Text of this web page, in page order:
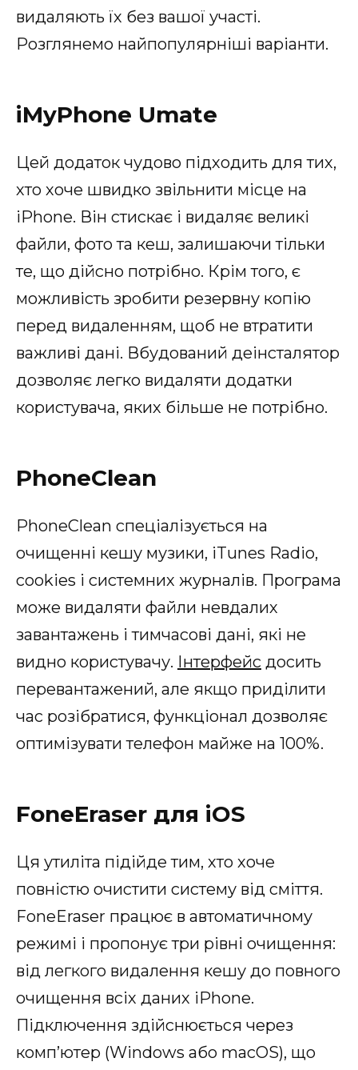
видаляють їх без вашої участі.
Розглянемо найпопулярніші варіанти.
iMyPhone Umate
Цей додаток чудово підходить для тих,
хто хоче швидко звільнити місце на
iPhone. Він стискає і видаляє великі
файли, фото та кеш, залишаючи тільки
те, що дійсно потрібно. Крім того, є
можливість зробити резервну копію
перед видаленням, щоб не втратити
важливі дані. Вбудований деінсталятор
дозволяє легко видаляти додатки
користувача, яких більше не потрібно.
PhoneClean
PhoneClean спеціалізується на
очищенні кешу музики, iTunes Radio,
cookies і системних журналів. Програма
може видаляти файли невдалих
завантажень і тимчасові дані, які не
видно користувачу. Інтерфейс досить
перевантажений, але якщо приділити
час розібратися, функціонал дозволяє
оптимізувати телефон майже на 100%.
FoneEraser для iOS
Ця утиліта підійде тим, хто хоче
повністю очистити систему від сміття.
FoneEraser працює в автоматичному
режимі і пропонує три рівні очищення:
від легкого видалення кешу до повного
очищення всіх даних iPhone.
Підключення здійснюється через
комп’ютер (Windows або macOS), що